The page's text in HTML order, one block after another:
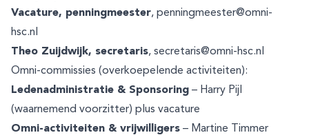
Vacature, penningmeester, penningmeester@omni-
hsc.nl
Theo Zuijdwijk, secretaris, secretaris@omni-hsc.nl
Omni-commissies (overkoepelende activiteiten):
Ledenadministratie & Sponsoring – Harry Pijl
(waarnemend voorzitter) plus vacature
Omni-activiteiten & vrijwilligers – Martine Timmer